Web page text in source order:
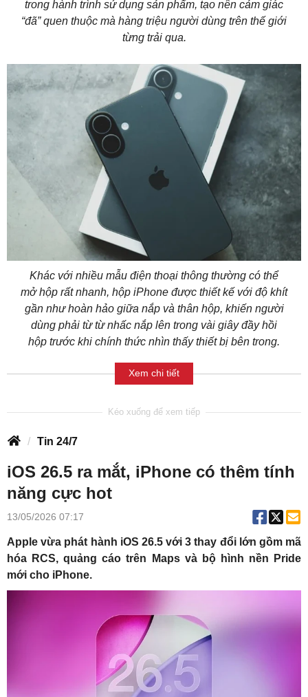
trong hành trình sử dụng sản phẩm, tạo nên cảm giác
“đã” quen thuộc mà hàng triệu người dùng trên thế giới
từng trải qua.
Khác với nhiều mẫu điện thoại thông thường có thể
mở hộp rất nhanh, hộp iPhone được thiết kế với độ khít
gần như hoàn hảo giữa nắp và thân hộp, khiến người
dùng phải từ từ nhấc nắp lên trong vài giây đầy hồi
hộp trước khi chính thức nhìn thấy thiết bị bên trong.
Xem chi tiết
Tin 24/7
iOS 26.5 ra mắt, iPhone có thêm tính
năng cực hot
13/05/2026 07:17
Apple vừa phát hành iOS 26.5 với 3 thay đổi lớn gồm mã
hóa RCS, quảng cáo trên Maps và bộ hình nền Pride
mới cho iPhone.